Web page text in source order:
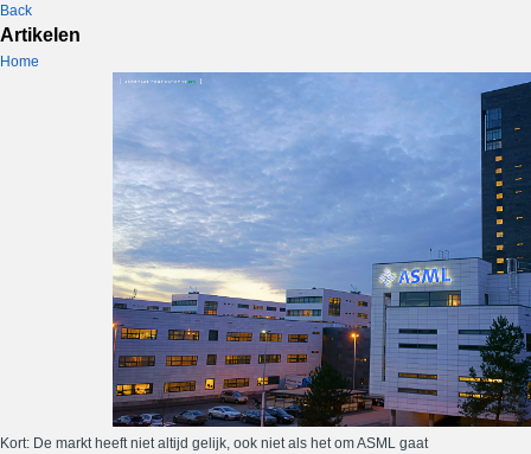
Back
Artikelen
Home
Kort: De markt heeft niet altijd gelijk, ook niet als het om ASML gaat